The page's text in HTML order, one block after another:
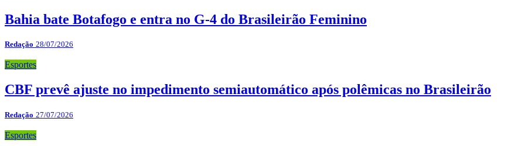
Bahia bate Botafogo e entra no G-4 do Brasileirão Feminino
Redação 28/07/2026
Esportes
CBF prevê ajuste no impedimento semiautomático após polêmicas no Brasileirão
Redação 27/07/2026
Esportes